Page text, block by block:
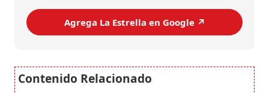
Agrega La Estrella en Google ↗️